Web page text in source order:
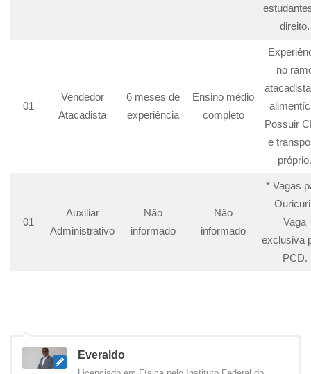
direito.
01
Vendedor
Atacadista
6 meses de
experiência
Ensino médio
completo
no
Possuir
e
próprio.
01
Auxiliar
Administrativo
Não
informado
Não
informado
* Vagas
Vaga
exclusiva
PCD.
Everaldo